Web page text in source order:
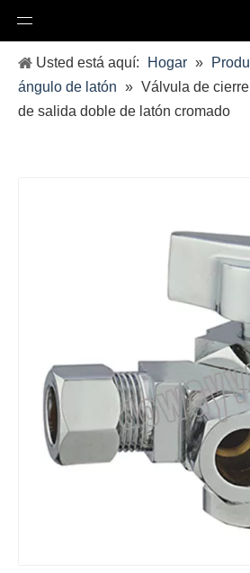
Usted está aquí: Hogar »
ángulo de latón » Válvula de
de salida doble de latón cromado